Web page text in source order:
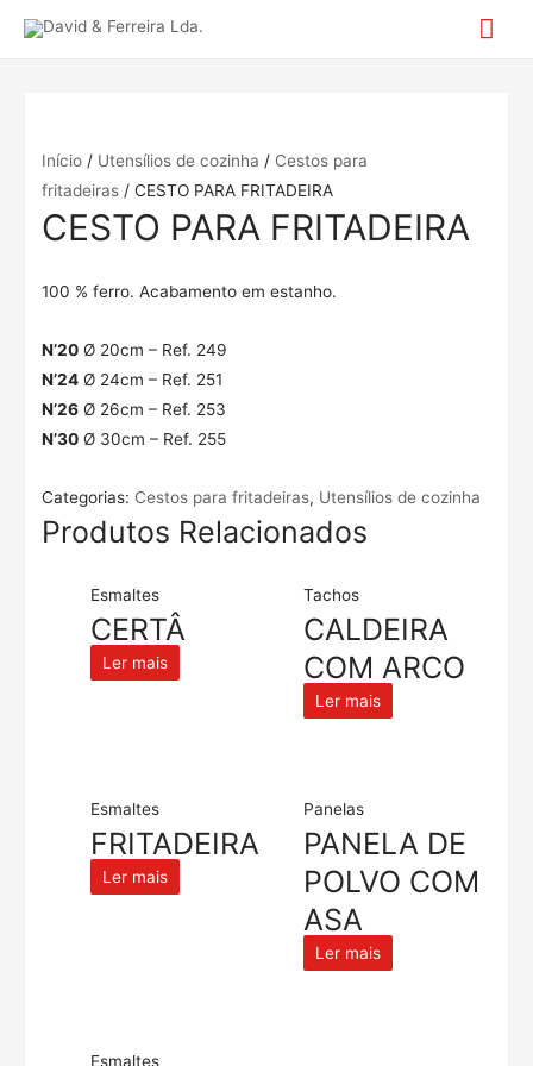
Início/ Utensílios de cozinha / Cestos para
fritadeiras/ CESTO PARA FRITADEIRA
CESTO PARA FRITADEIRA
100 % ferro. Acabamento em estanho.
N’20Ø 20cm – Ref. 249
N’24Ø 24cm – Ref. 251
N’26Ø 26cm – Ref. 253
N’30Ø 30cm – Ref. 255
Categorias: Cestos para fritadeiras, Utensílios de cozinha
Produtos Relacionados
Esmaltes
CERTÂ
Ler mais
Tachos
CALDEIRA
COM ARCO
Ler mais
Esmaltes
FRITADEIRA
Ler mais
Panelas
PANELA DE
POLVO COM
ASA
Ler mais
Esmaltes